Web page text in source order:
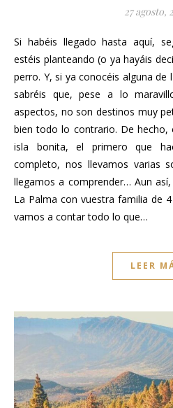
27 agosto,
Si habéis llegado hasta aquí, seguramente sea porque os
estéis planteando (o ya hayáis
perro. Y, si ya conocéis alguna de
sabréis que, pese a lo
aspectos, no son destinos muy
bien todo lo contrario. De
isla bonita, el primero que
completo, nos llevamos varias
llegamos a comprender… Aun
La Palma con vuestra familia de
vamos a contar todo lo que…
LEER